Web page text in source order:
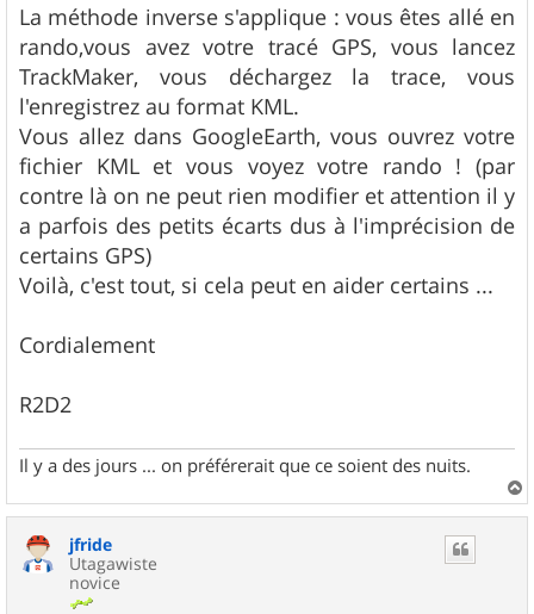
La méthode inverse s'applique : vous êtes allé en
rando,vous avez votre tracé GPS, vous lancez
TrackMaker, vous déchargez la trace, vous
l'enregistrez au format KML.
Vous allez dans GoogleEarth, vous ouvrez votre
fichier KML et vous voyez votre rando ! (par
contre là on ne peut rien modifier et attention il y
a parfois des petits écarts dus à l'imprécision de
certains GPS)
Voilà, c'est tout, si cela peut en aider certains ...
Cordialement
R2D2
Il y a des jours ... on préférerait que ce soient des nuits.
a
jfride
Utagawiste
novice